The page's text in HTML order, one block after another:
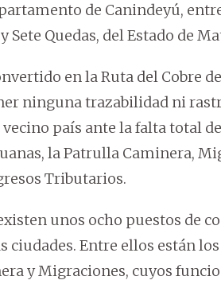
de Canindeyú,
Sete Quedas, del Estado de
en la Ruta del Cobre
ninguna trazabilidad ni
país ante la falta total
la Patrulla Caminera,
Tributarios.
unos ocho puestos de
ciudades. Entre ellos están
y Migraciones, cuyos